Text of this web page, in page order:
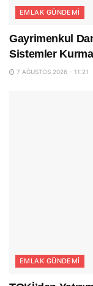
EMLAK GÜNDEMI
Gayrimenkul
Sistemler
7 AĞUSTOS 2026 - 11:21
EMLAK GÜNDEMI